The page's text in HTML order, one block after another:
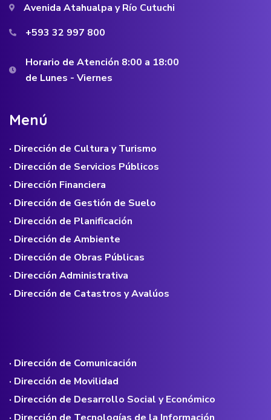
Avenida Atahualpa y Río Cutuchi
+593 32 997 800
Horario de Atención 8:00 a 18:00
de Lunes - Viernes
Menú
· Dirección de Cultura y Turismo
· Dirección de Servicios Públicos
· Dirección Financiera
· Dirección de Gestión de Suelo
· Dirección de Planificación
· Dirección de Ambiente
· Dirección de Obras Públicas
· Dirección Administrativa
· Dirección de Catastros y Avalúos
· Dirección de Comunicación
· Dirección de Movilidad
· Dirección de Desarrollo Social y Económico